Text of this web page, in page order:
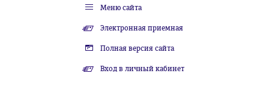
Меню сайта
Электронная приемная
Полная версия сайта
Вход в личный кабинет